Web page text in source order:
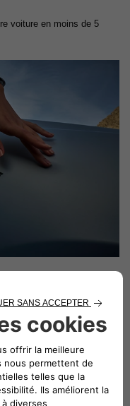
voiture en moins de 5
et nous pourrons
de votre voiture.
de probleme.
en ligne
de procéder à une